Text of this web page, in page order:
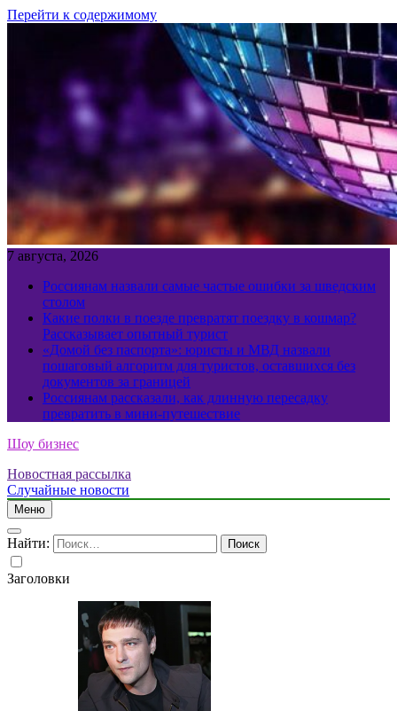
Перейти к содержимому
7 августа, 2026
Россиянам назвали самые частые ошибки за шведским
столом
Какие полки в поезде превратят поездку в кошмар?
Рассказывает опытный турист
«Домой без паспорта»: юристы и МВД назвали
пошаговый алгоритм для туристов, оставшихся без
документов за границей
Россиянам рассказали, как длинную пересадку
превратить в мини-путешествие
Шоу бизнес
Новостная рассылка
Случайные новости
Меню
Найти:
Заголовки